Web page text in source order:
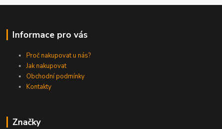
Informace pro vás
Proč nakupovat u nás?
Jak nakupovat
Obchodní podmínky
Kontakty
Značky